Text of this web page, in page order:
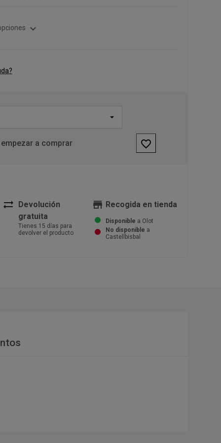
expand_more
a comprar favorite_border
sync_alt
Devolución
gratuita
Tienes 15 días para
devolver el producto
store Recogida en tienda
Disponible a Olot
No disponible a
Castellbisbal